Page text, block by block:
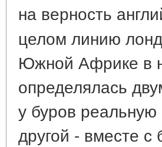
на верность
целом линию
Южной Африке в
определялась
у буров
другой - вместе с